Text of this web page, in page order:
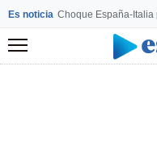
Es noticia Choque España-Italia
Menú